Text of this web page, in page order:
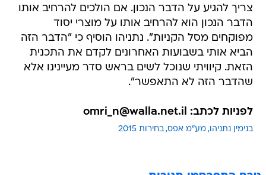
צריך להגיע על הדבר הנכון. אם הולכים להרחיב אותו
הדבר הנכון הוא להרחיב אותו על מוצרי יסוד
מפוקחים מסל הקניות". נתניהו הוסיף כי "הדבר הזה
הביא אותי בשבועות האחרונים לקדם את התכנית
הזאת. קיוויתי שנוכל לשים בראש סדר מעיינינו אלא
שהדבר הזה לא התאפשר".
לפניות לכתב: omri_n@walla.net.il
בנימין נתניהו מע"מ אפס בחירות 2015